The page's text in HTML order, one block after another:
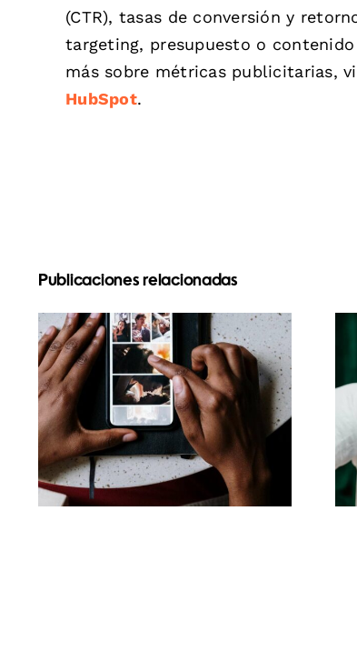
(CTR), tasas de conversión y
targeting, presupuesto o
más sobre métricas publicitarias,
HubSpot.
Publicaciones relacionadas
Las mejores apps
para animar fotos y
crear publicaciones
atractivas en
Facebook